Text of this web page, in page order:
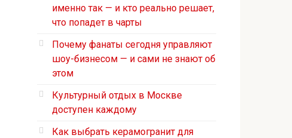
именно так — и кто реально решает,
что попадет в чарты
Почему фанаты сегодня управляют
шоу-бизнесом — и сами не знают об
этом
Культурный отдых в Москве
доступен каждому
Как выбрать керамогранит для